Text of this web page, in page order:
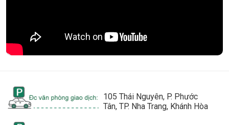
105 Thái Nguyên, P. Phước
Tân, TP. Nha Trang, Khánh Hòa